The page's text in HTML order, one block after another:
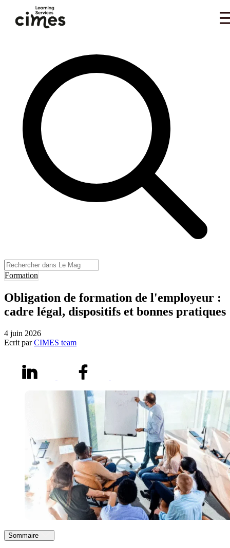
Skip to main content
Vous êtes ici :Accueil
l'employeur : cadre légal, dispositifs et bonnes pratiques
Rechercher dans Le Mag
Formation
Obligation de formation de l'employeur :
cadre légal, dispositifs et bonnes pratiques
4 juin 2026
Ecrit parCIMES team
Sommaire